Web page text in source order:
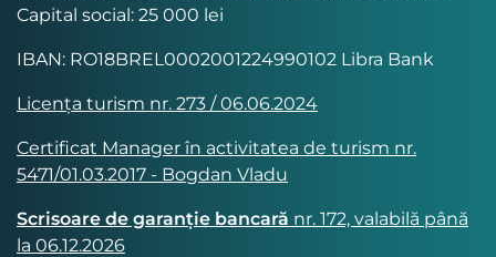
Capital social: 25 000 lei
IBAN: RO18BREL0002001224990102 Libra Bank
Licența turism nr. 273 / 06.06.2024
Certificat Manager în activitatea de turism nr.
5471/01.03.2017 - Bogdan Vladu
Scrisoare de garanție bancară nr. 172, valabilă până
la 06.12.2026